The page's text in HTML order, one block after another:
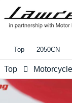
Top 2050CN
Top Motorcycle